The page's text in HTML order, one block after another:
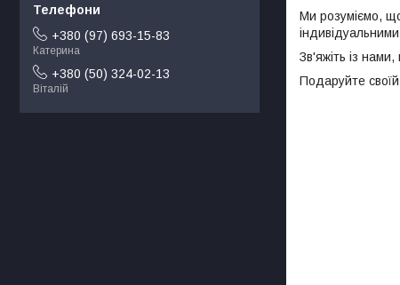
Ми розуміємо,
Зв'яжіть із
Подаруйте
+380 (97) 693-15-83
Катерина
+380 (50) 324-02-13
Віталій